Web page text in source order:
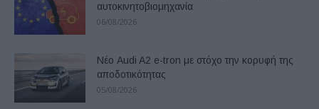
αυτοκινητοβιομηχανία
06/08/2026
Νέο Audi A2 e-tron με στόχο την κορυφή της
αποδοτικότητας
05/08/2026